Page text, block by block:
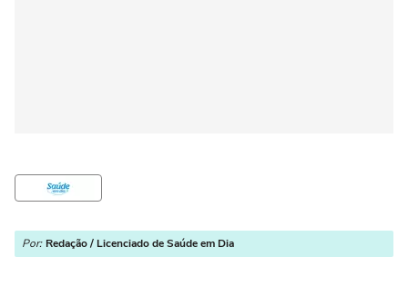
Por: Redação / Licenciado de Saúde em Dia